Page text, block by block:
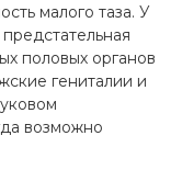
малого таза. У
половых органов
гениталии и
возможно